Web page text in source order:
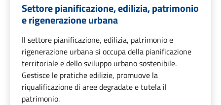
Settore pianificazione, edilizia, patrimonio
e rigenerazione urbana
Il settore pianificazione, edilizia, patrimonio e
rigenerazione urbana si occupa della pianificazione
territoriale e dello sviluppo urbano sostenibile.
Gestisce le pratiche edilizie, promuove la
riqualificazione di aree degradate e tutela il
patrimonio.